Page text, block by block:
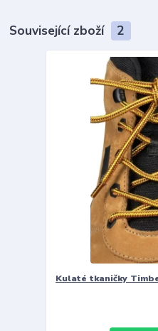
Související zboží 2
Kulaté tkaničky